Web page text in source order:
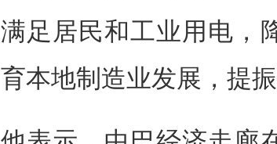
满足居民和工业用电，
育本地制造业发展，提